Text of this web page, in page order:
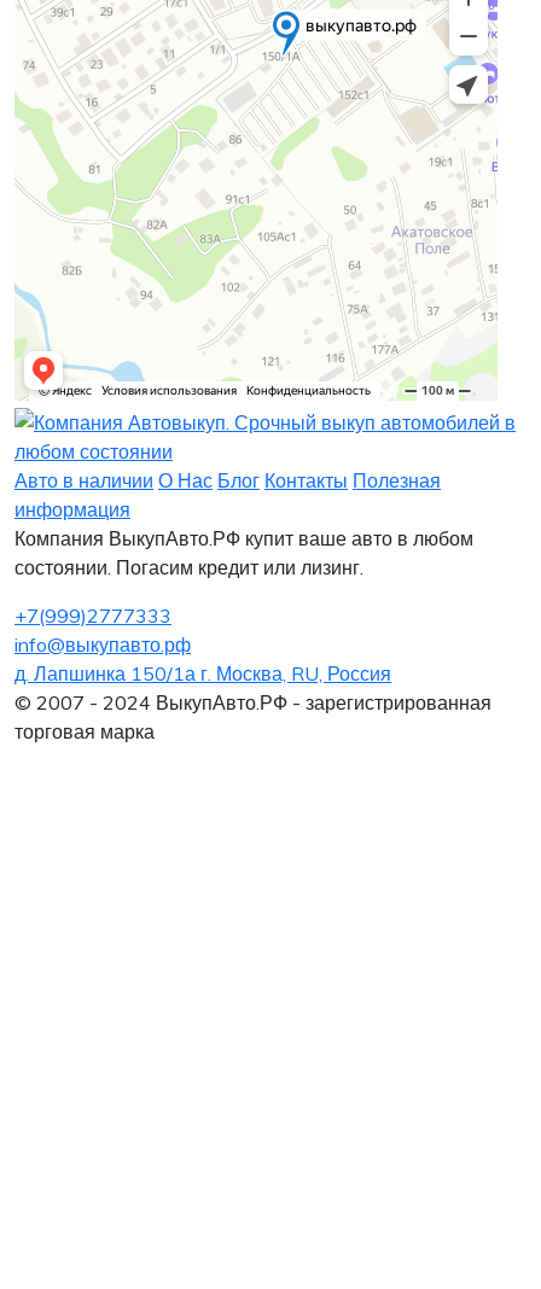
Заявка на лизинг
Я согласенна обработку персональных данных
Заявка на комиссию
Заявка на кредит
Я согласенна обработку персональных данных
Заявка на выкуп
Заполните, пожалуйста, форму.
Хочу заказать автомобиль
Заполните, пожалуйста, форму.
Оставить заявку
Авто в наличии О Нас Блог Контакты Полезная
информация
Компания ВыкупАвто.РФ купит ваше авто в любом
состоянии. Погасим кредит или лизинг.
+7(999)2777333
info@выкупавто.рф
д. Лапшинка 150/1а г. Москва, RU, Россия
© 2007 - 2024 ВыкупАвто.РФ - зарегистрированная
торговая марка